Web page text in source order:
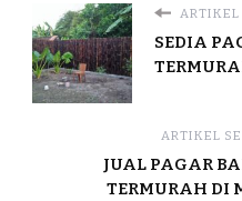
ARTIKEL
SEDIA
ARTIKEL
JUAL PAGAR
TERMURAH DI